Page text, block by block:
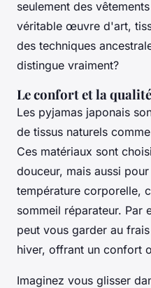
seulement des
véritable œuvre d'art,
des techniques
distingue vraiment?
Le confort et la
Les pyjamas japonais
de tissus naturels
Ces matériaux sont
douceur, mais aussi
température corporelle,
sommeil réparateur. Par
peut vous garder au
hiver, offrant un confort
Imaginez vous glisser